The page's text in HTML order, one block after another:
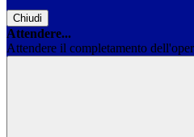
Chiudi
Attendere...
Attendere il completamento